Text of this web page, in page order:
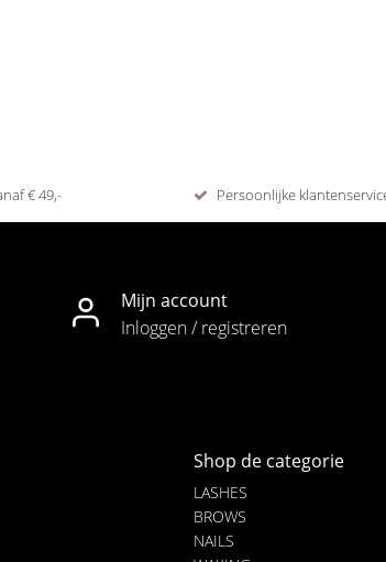
€ 49,- Persoonlijke
Mijn account
Inloggen / registreren
Shop de categorie
LASHES
BROWS
NAILS